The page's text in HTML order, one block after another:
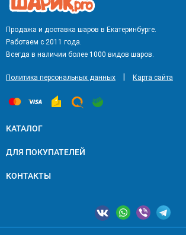
Продажа и доставка шаров в Екатеринбурге.
Работаем с 2011 года.
Всегда в наличии более 1000 видов шаров.
Политика персональных данных Карта сайта
КАТАЛОГ
ДЛЯ ПОКУПАТЕЛЕЙ
КОНТАКТЫ